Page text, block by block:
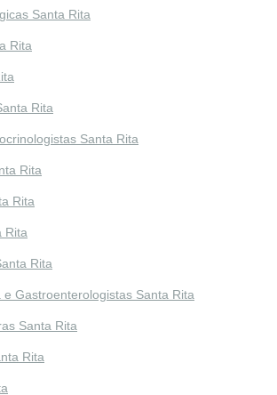
Santa Rita
Rita
Rita
Santa Rita
Rita
Rita
Rita
Rita
Gastroenterologistas Santa Rita
Santa Rita
Rita